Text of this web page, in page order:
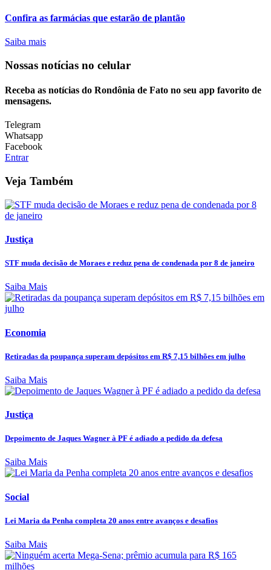
Confira as farmácias que estarão de plantão
Saiba mais
Nossas notícias no celular
Receba as notícias do Rondônia de Fato no seu app favorito de
mensagens.
Telegram
Whatsapp
Facebook
Entrar
Veja Também
Justiça
STF muda decisão de Moraes e reduz pena de condenada por 8 de janeiro
Saiba Mais
Economia
Retiradas da poupança superam depósitos em R$ 7,15 bilhões em julho
Saiba Mais
Justiça
Depoimento de Jaques Wagner à PF é adiado a pedido da defesa
Saiba Mais
Social
Lei Maria da Penha completa 20 anos entre avanços e desafios
Saiba Mais